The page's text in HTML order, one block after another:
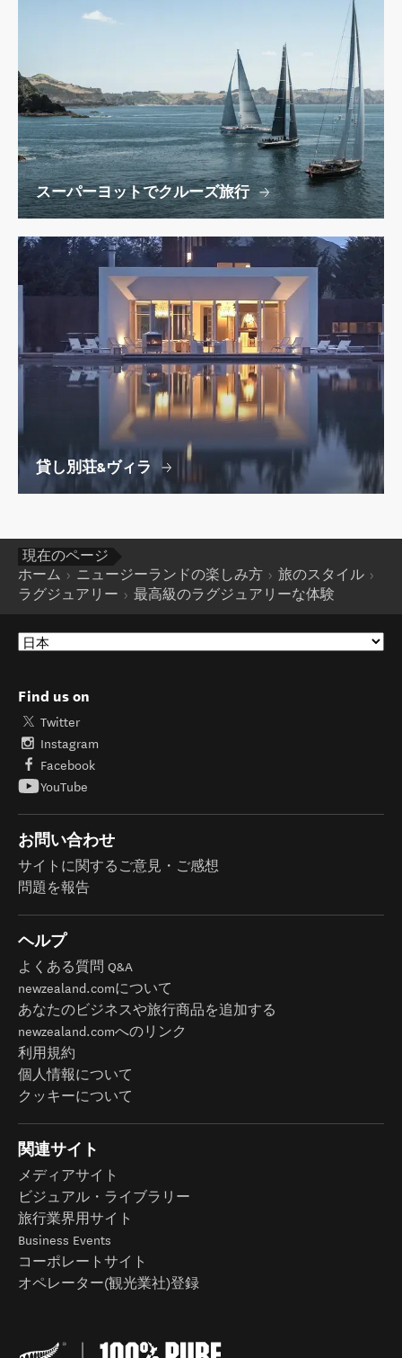
スーパーヨットでクルーズ旅行
貸し別荘&ヴィラ
現在のページ
ホーム
ニュージーランドの楽しみ方
旅のスタイル
ラグジュアリー
最高級のラグジュアリーな体験
Find us on
Twitter
Instagram
Facebook
YouTube
お問い合わせ
サイトに関するご意見・ご感想
問題を報告
ヘルプ
よくある質問 Q&A
newzealand.comについて
あなたのビジネスや旅行商品を追加する
newzealand.comへのリンク
利用規約
個人情報について
クッキーについて
関連サイト
メディアサイト
ビジュアル・ライブラリー
旅行業界用サイト
Business Events
コーポレートサイト
オペレーター(観光業社)登録